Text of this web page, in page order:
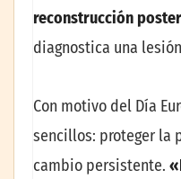
reconstrucción
diagnostica una
Con motivo del Día
sencillos: proteger la
cambio persistente.